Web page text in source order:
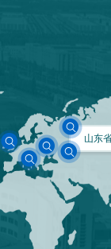
山东